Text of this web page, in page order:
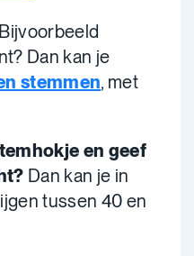
Dan kan je
stemmen, met
en geef
Dan kan je in
tussen 40 en